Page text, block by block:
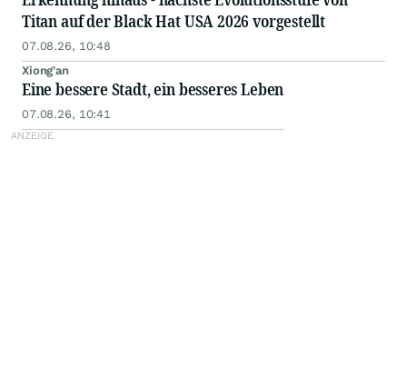
Titan auf der Black Hat USA 2026 vorgestellt
07.08.26, 10:48
Xiong'an
Eine bessere Stadt, ein besseres Leben
07.08.26, 10:41